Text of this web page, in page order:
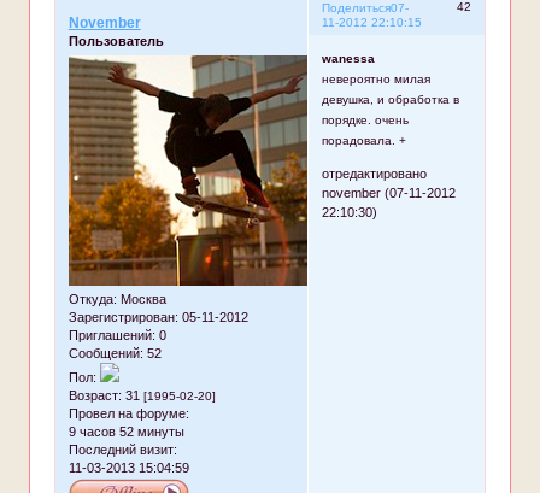
Поделиться 42
07-
11-2012 22:10:15
November
Пользователь
Откуда: Москва
Зарегистрирован: 05-11-2012
Приглашений: 0
Сообщений: 52
Пол:
Возраст: 31 [1995-02-20]
Провел на форуме:
9 часов 52 минуты
Последний визит:
11-03-2013 15:04:59
wanessa
невероятно милая
девушка, и обработка в
порядке. очень
порадовала. +
отредактировано
november (07-11-2012
22:10:30)